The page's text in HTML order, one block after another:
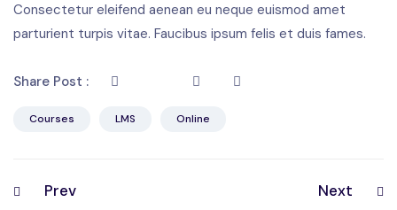
Consectetur eleifend aenean eu neque euismod amet
parturient turpis vitae. Faucibus ipsum felis et duis fames.
Share Post :
Courses LMS Online
Prev Next